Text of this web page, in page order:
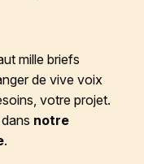
mille briefs
de vive voix
votre projet.
notre
.